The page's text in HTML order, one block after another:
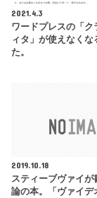
2021.4.3
ワードプレスの「ク
ィタ」が使えなくな
た。
2019.10.18
スティーブヴァイが
論の本。「ヴァイデ